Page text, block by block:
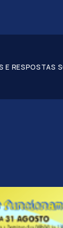
E RESPOSTAS